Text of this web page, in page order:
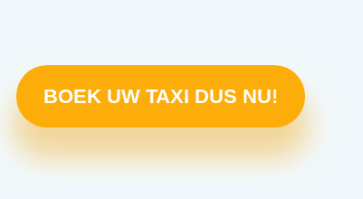
BOEK UW TAXI DUS NU!